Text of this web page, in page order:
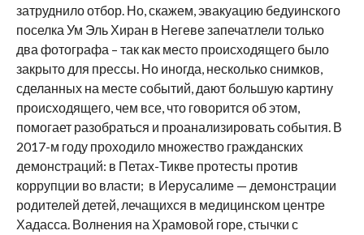
затруднило отбор. Но, скажем, эвакуацию бедуинского
поселка Ум Эль Хиран в Негеве запечатлели только
два фотографа – так как место происходящего было
закрыто для прессы. Но иногда, несколько снимков,
сделанных на месте событий, дают большую картину
происходящего, чем все, что говорится об этом,
помогает разобраться и проанализировать события. В
2017-м году проходило множество гражданских
демонстраций: в Петах-Тикве протесты против
коррупции во власти; в Иерусалиме — демонстрации
родителей детей, лечащихся в медицинском центре
Хадасса. Волнения на Храмовой горе, стычки с